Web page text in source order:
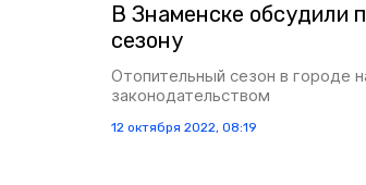
В Знаменске обсудили
сезону
Отопительный сезон в городе
законодательством
12 октября 2022, 08:19